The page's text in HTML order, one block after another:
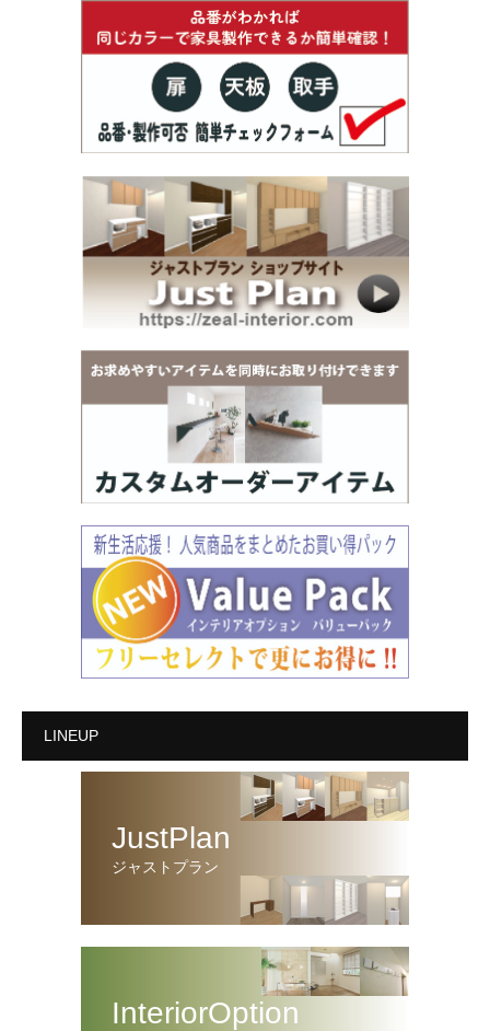
LINEUP
JustPlan
ジャストプラン
InteriorOption